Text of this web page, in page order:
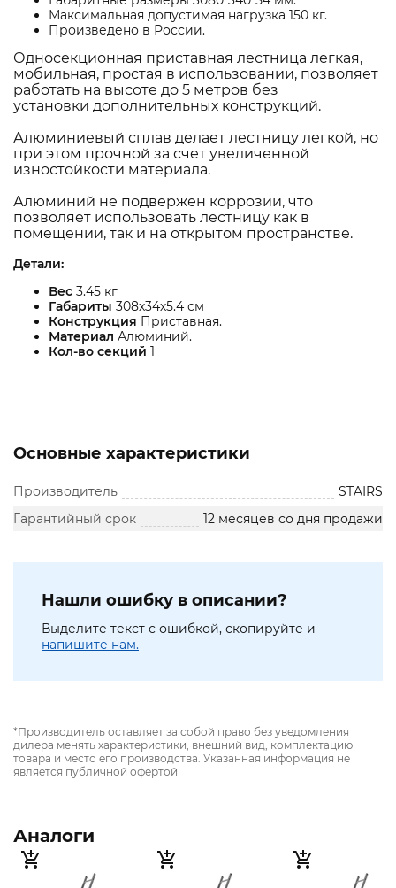
Максимальная допустимая нагрузка 150 кг.
Произведено в России.
Односекционная приставная лестница легкая,
мобильная, простая в использовании, позволяет
работать на высоте до 5 метров без
установки дополнительных конструкций.
Алюминиевый сплав делает лестницу легкой, но
при этом прочной за счет увеличенной
изностойкости материала.
Алюминий не подвержен коррозии, что
позволяет использовать лестницу как в
помещении, так и на открытом пространстве.
Детали:
Вес 3.45 кг
Габариты 308х34х5.4 см
Конструкция Приставная.
Материал Алюминий.
Кол-во секций 1
Основные характеристики
Производитель
STAIRS
Гарантийный срок
12 месяцев со дня продажи
Нашли ошибку в описании?
Выделите текст с ошибкой, скопируйте и
напишите нам.
*Производитель оставляет за собой право без уведомления
дилера менять характеристики, внешний вид, комплектацию
товара и место его производства. Указанная информация не
является публичной офертой
Аналоги